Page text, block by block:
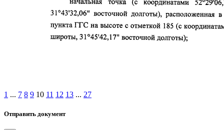
1 ... 7 8 9 10 11 12 13 ... 27
Отправить документ